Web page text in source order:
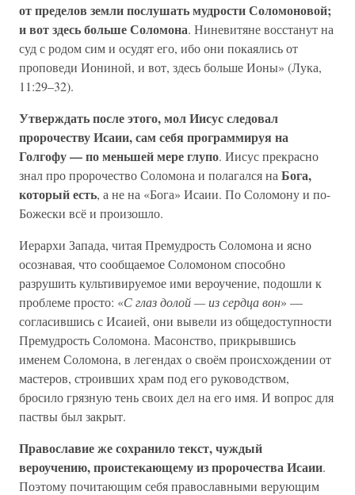
от пределов земли послушать мудрости Соломоновой;
и вот здесь больше Соломона. Ниневитяне восстанут на
суд с родом сим и осудят его, ибо они покаялись от
проповеди Иониной, и вот, здесь больше Ионы» (Лука,
11:29–32).
Утверждать после этого, мол Иисус следовал
пророчеству Исаии, сам себя программируя на
Голгофу — по меньшей мере глупо. Иисус прекрасно
знал про пророчество Соломона и полагался на Бога,
который есть, а не на «Бога» Исаии. По Соломону и по-
Божески всё и произошло.
Иерархи Запада, читая Премудрость Соломона и ясно
осознавая, что сообщаемое Соломоном способно
разрушить культивируемое ими вероучение, подошли к
проблеме просто: «С глаз долой — из сердца вон» —
согласившись с Исаией, они вывели из общедоступности
Премудрость Соломона. Масонство, прикрывшись
именем Соломона, в легендах о своём происхождении от
мастеров, строивших храм под его руководством,
бросило грязную тень своих дел на его имя. И вопрос для
паствы был закрыт.
Православие же сохранило текст, чуждый
вероучению, проистекающему из пророчества Исаии.
Поэтому почитающим себя православными верующим